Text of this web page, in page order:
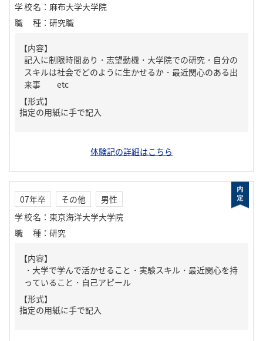
学校名 ： 麻布大学大学院
職種 ： 研究職
【内容】
記入に制限時間あり・志望動機・大学院での研究・自分の
スキルは社会でどのように生かせるか・最近関心のある出
来事 etc
【形式】
指定の用紙に手で記入
体験記の詳細はこちら
07年卒 その他
男性
学校名 ： 東京海洋大学大学院
職種 ： 研究
【内容】
・大学で学んで活かせること・実験スキル・最近関心を持
っていること・自己アピール
【形式】
指定の用紙に手で記入